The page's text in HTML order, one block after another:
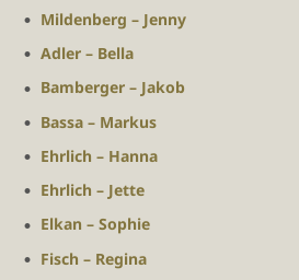
Mildenberg – Jenny
Adler – Bella
Bamberger – Jakob
Bassa – Markus
Ehrlich – Hanna
Ehrlich – Jette
Elkan – Sophie
Fisch – Regina